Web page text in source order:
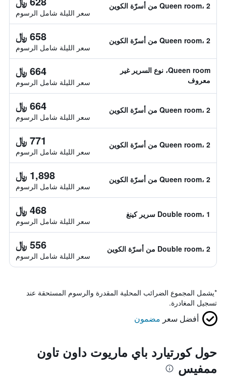
Queen room، 2 من أسرّة الكوين
سعر الليلة شامل الرسوم
Queen room، 2 من أسرّة الكوين 658 ﷼
سعر الليلة شامل الرسوم
Queen room، نوع السرير غير
معروف
664 ﷼
سعر الليلة شامل الرسوم
Queen room، 2 من أسرّة الكوين 664 ﷼
سعر الليلة شامل الرسوم
Queen room، 2 من أسرّة الكوين 771 ﷼
سعر الليلة شامل الرسوم
Queen room، 2 من أسرّة الكوين 1,898 ﷼
سعر الليلة شامل الرسوم
Double room، 1 سرير كينغ 468 ﷼
سعر الليلة شامل الرسوم
Double room، 2 من أسرّة الكوين 556 ﷼
سعر الليلة شامل الرسوم
*يشمل المجموع الضرائب المحلية المقدرة والرسوم المستحقة عند
تسجيل المغادرة.
أفضل سعر مضمون
حول كورتيارد باي ماريوت داون تاون
ممفيس